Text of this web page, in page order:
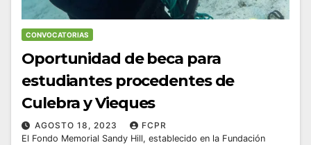
CONVOCATORIAS
Oportunidad de beca para
estudiantes procedentes de
Culebra y Vieques
AGOSTO 18, 2023
FCPR
El Fondo Memorial Sandy Hill, establecido en la Fundación